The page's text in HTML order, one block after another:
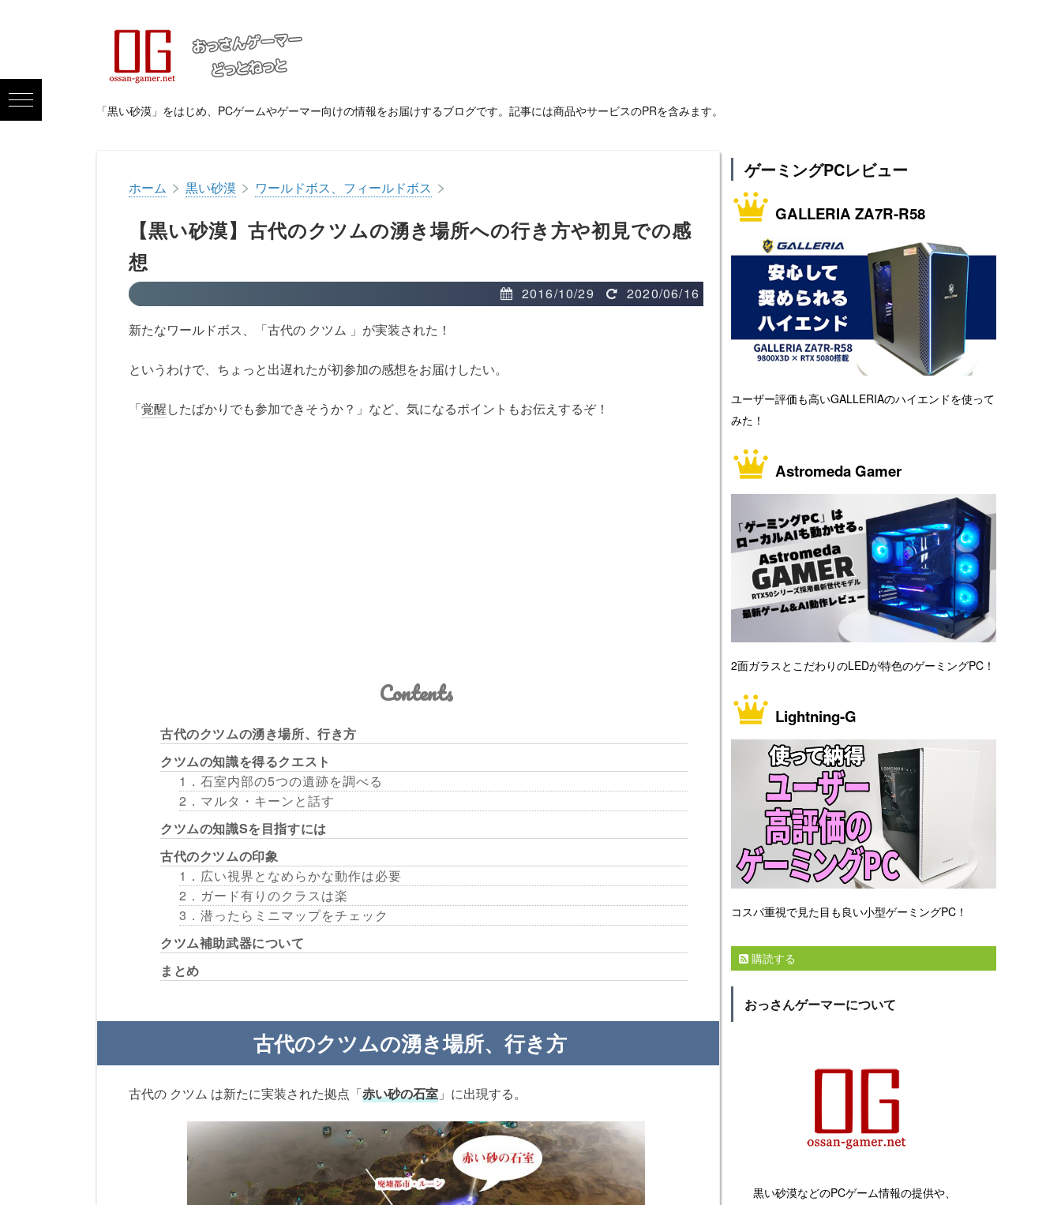
「黒い砂漠」をはじめ、PCゲームやゲーマー向けの情報をお届けするブログです。記事には商品やサービスのPRを含みます。
ホーム > 黒い砂漠 > ワールドボス、フィールドボス >
【黒い砂漠】古代のクツムの湧き場所への行き方や初見での感
想
2016/10/29
2020/06/16
新たなワールドボス、「古代の クツム 」が実装された！
というわけで、ちょっと出遅れたが初参加の感想をお届けしたい。
「覚醒したばかりでも参加できそうか？」など、気になるポイントもお伝えするぞ！
Contents
古代のクツムの湧き場所、行き方
クツムの知識を得るクエスト
1．石室内部の5つの遺跡を調べる
2．マルタ・キーンと話す
クツムの知識Sを目指すには
古代のクツムの印象
1．広い視界となめらかな動作は必要
2．ガード有りのクラスは楽
3．潜ったらミニマップをチェック
クツム補助武器について
まとめ
古代のクツムの湧き場所、行き方
古代の クツム は新たに実装された拠点「赤い砂の石室 」に出現する。
ゲーミングPCレビュー
GALLERIA ZA7R-R58
ユーザー評価も高いGALLERIAのハイエンドを使って
みた！
Astromeda Gamer
2面ガラスとこだわりのLEDが特色のゲーミングPC！
Lightning-G
コスパ重視で見た目も良い小型ゲーミングPC！
購読する
おっさんゲーマーについて
黒い砂漠などのPCゲーム情報の提供や、